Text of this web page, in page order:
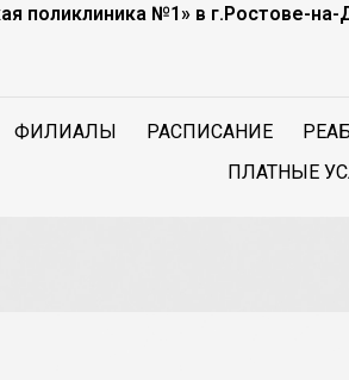
поликлиника №1» в г.Ростове-на-
ФИЛИАЛЫ РАСПИСАНИЕ
ПЛАТНЫЕ